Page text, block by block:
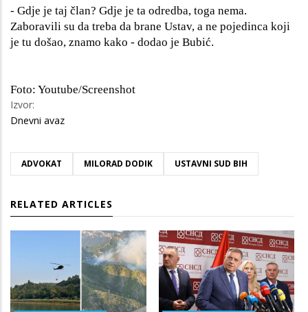
- Gdje je taj član? Gdje je ta odredba, toga nema.
Zaboravili su da treba da brane Ustav, a ne pojedinca koji
je tu došao, znamo kako - dodao je Bubić.
Foto: Youtube/Screenshot
Izvor:
Dnevni avaz
ADVOKAT MILORAD DODIK USTAVNI SUD BIH
RELATED ARTICLES